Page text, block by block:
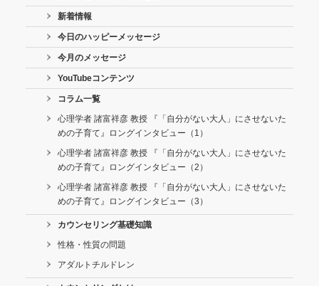
新着情報
今日のハッピーメッセージ
今月のメッセージ
YouTubeコンテンツ
コラム一覧
心理学者 諸富祥彦 教授 『「自分がない大人」にさせないた
めの子育て』ロングインタビュー（1）
心理学者 諸富祥彦 教授 『「自分がない大人」にさせないた
めの子育て』ロングインタビュー（2）
心理学者 諸富祥彦 教授 『「自分がない大人」にさせないた
めの子育て』ロングインタビュー（3）
カウンセリング基礎知識
性格・性質の問題
アダルトチルドレン